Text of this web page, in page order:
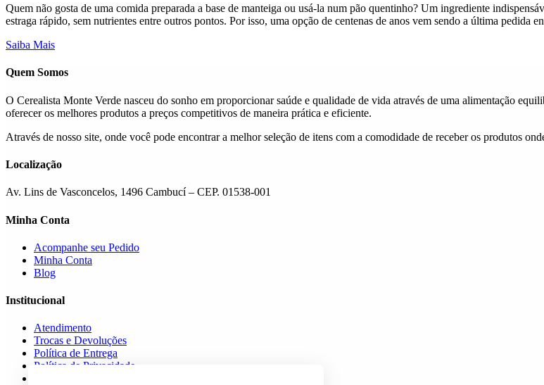
Quem não gosta de uma comida preparada a base de manteiga ou usá-la num pão quentinho? Um ingrediente
estraga rápido, sem nutrientes entre outros pontos. Por isso, uma opção de centenas de anos vem sendo a última pedida
Saiba Mais
Quem Somos
O Cerealista Monte Verde nasceu do sonho em proporcionar saúde e qualidade de vida através de uma alimentação
oferecer os melhores produtos a preços competitivos de maneira prática e eficiente.
Através de nosso site, onde você pode encontrar a melhor seleção de itens com a comodidade de receber os produtos
Localização
Av. Lins de Vasconcelos, 1496 Cambucí – CEP. 01538-001
Minha Conta
Acompanhe seu Pedido
Minha Conta
Blog
Institucional
Atendimento
Trocas e Devoluções
Política de Entrega
Política de Privacidade